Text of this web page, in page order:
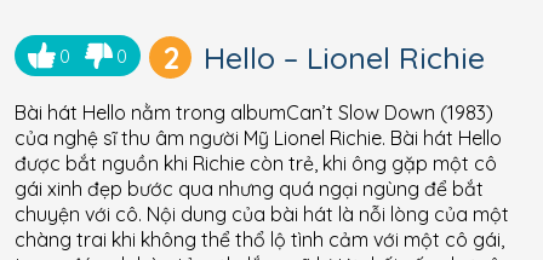
0 0 2 Hello – Lionel Richie
Bài hát Hello nằm trong albumCan’t Slow Down (1983)
của nghệ sĩ thu âm người Mỹ Lionel Richie. Bài hát Hello
được bắt nguồn khi Richie còn trẻ, khi ông gặp một cô
gái xinh đẹp bước qua nhưng quá ngại ngùng để bắt
chuyện với cô. Nội dung của bài hát là nỗi lòng của một
chàng trai khi không thể thổ lộ tình cảm với một cô gái,